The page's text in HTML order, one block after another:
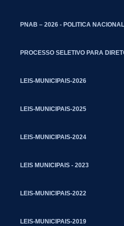
PNAB – 2026 - POLITICA
PROCESSO SELETIVO PARA
LEIS-MUNICIPAIS-2026
LEIS-MUNICIPAIS-2025
LEIS-MUNICIPAIS-2024
LEIS MUNICIPAIS - 2023
LEIS-MUNICIPAIS-2022
LEIS-MUNICIPAIS-2019